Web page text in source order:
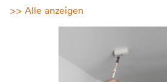
>> Alle anzeigen